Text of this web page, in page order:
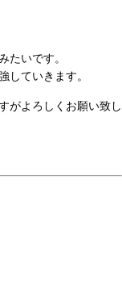
たいです。
していきます。
がよろしくお願い致し